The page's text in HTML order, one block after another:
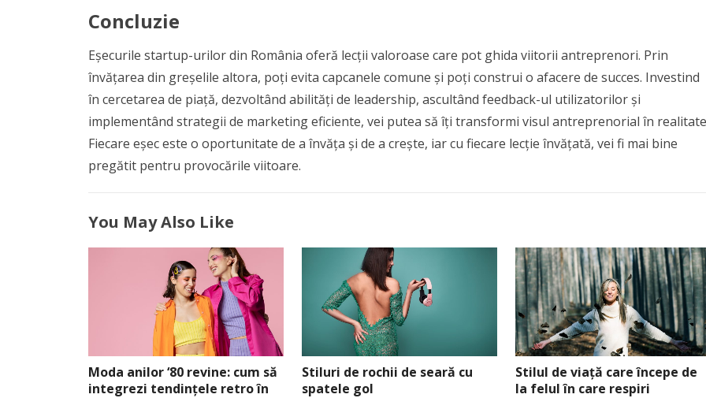
Concluzie
Eșecurile startup-urilor din România oferă lecții valoroase care pot ghida viitorii antreprenori. Prin
învățarea din greșelile altora, poți evita capcanele comune și poți construi o afacere de succes. Investind
în cercetarea de piață, dezvoltând abilități de leadership, ascultând feedback-ul utilizatorilor și
implementând strategii de marketing eficiente, vei putea să îți transformi visul antreprenorial în
Fiecare eșec este o oportunitate de a învăța și de a crește, iar cu fiecare lecție învățată, vei fi mai bine
pregătit pentru provocările viitoare.
You May Also Like
Moda anilor ‘80 revine: cum să
integrezi tendințele retro în
Stiluri de rochii de seară cu
spatele gol
Stilul de viață care începe de
la felul în care respiri